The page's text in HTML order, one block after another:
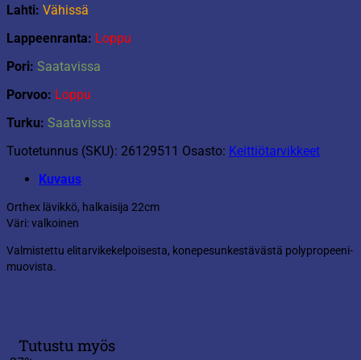
Lahti: Vähissä
Lappeenranta: Loppu
Pori: Saatavissa
Porvoo: Loppu
Turku: Saatavissa
Tuotetunnus (SKU): 26129511 Osasto: Keittiötarvikkeet
Kuvaus
Orthex lävikkö, halkaisija 22cm
Väri: valkoinen
Valmistettu elitarvikekelpoisesta, konepesunkestävästä polypropeeni-
muovista.
Tutustu myös